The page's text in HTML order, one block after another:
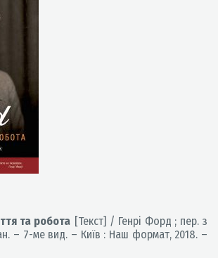
та робота [Текст] / Генрі Форд ; пер. з
– 7-ме вид. – Київ : Наш формат, 2018. –